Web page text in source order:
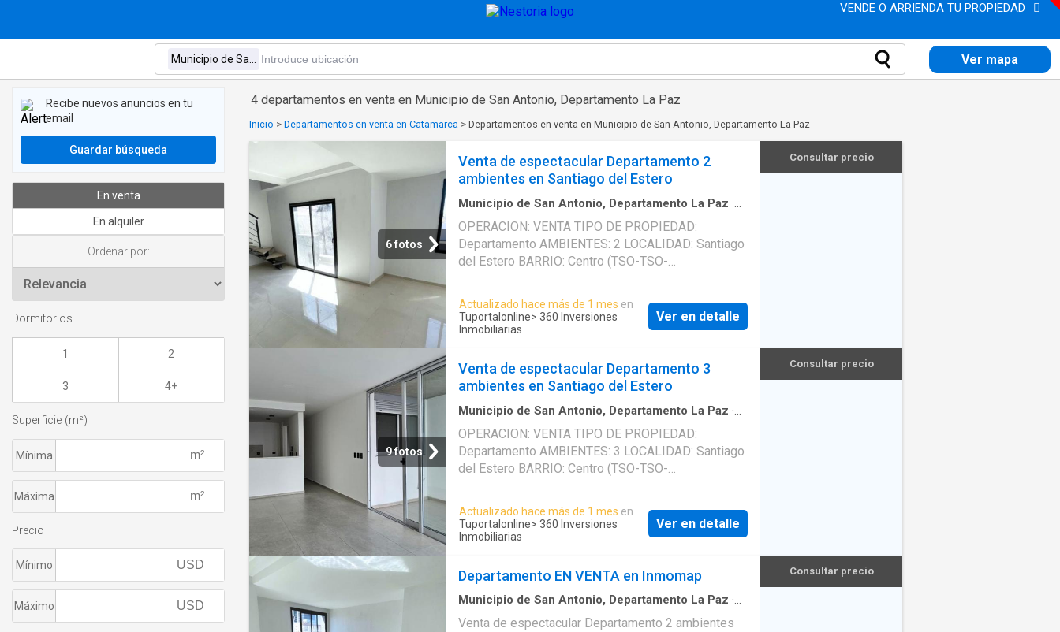
VENDE O ARRIENDA TU PROPIEDAD
Ver mapa
4 departamentos en venta en Municipio de San Antonio, Departamento La Paz
Inicio > Departamentos en venta en Catamarca > Departamentos en venta en Municipio de San Antonio, Departamento La Paz
6 fotos
Venta de espectacular Departamento 2
ambientes en Santiago del Estero
Municipio de San Antonio, Departamento La Paz ·
OPERACION: VENTA TIPO DE PROPIEDAD:
Departamento AMBIENTES: 2 LOCALIDAD: Santiago
del Estero BARRIO: Centro (TSO-TSO-
Actualizado hace más de 1 mes en
Tuportalonline> 360 Inversiones
Inmobiliarias
Ver en detalle
Consultar precio
9 fotos
Venta de espectacular Departamento 3
ambientes en Santiago del Estero
Municipio de San Antonio, Departamento La Paz ·
OPERACION: VENTA TIPO DE PROPIEDAD:
Departamento AMBIENTES: 3 LOCALIDAD: Santiago
del Estero BARRIO: Centro (TSO-TSO-
Actualizado hace más de 1 mes en
Tuportalonline> 360 Inversiones
Inmobiliarias
Ver en detalle
Consultar precio
Departamento EN VENTA en Inmomap
Municipio de San Antonio, Departamento La Paz ·
Venta de espectacular Departamento 2 ambientes
Consultar precio
Recibe nuevos anuncios en tu
email
Guardar búsqueda
En venta
En alquiler
Ordenar por:
Dormitorios
1 2
3 4+
Superficie (m²)
Mínima
Máxima
Precio
Mínimo
Máximo